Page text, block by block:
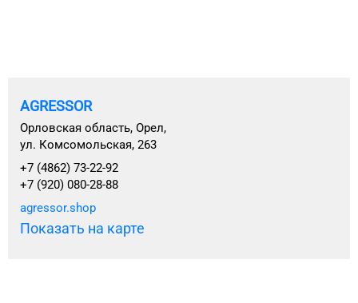
AGRESSOR
Орловская область, Орел,
ул. Комсомольская, 263
+7 (4862) 73-22-92
+7 (920) 080-28-88
agressor.shop
Показать на карте